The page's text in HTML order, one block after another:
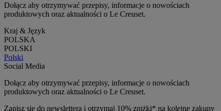
Dołącz aby otrzymywać przepisy, informacje o nowościach
produktowych oraz aktualności o Le Creuset.
Kraj & Język
POLSKA
POLSKI
Polski
Social Media
Dołącz aby otrzymywać przepisy, informacje o nowościach
produktowych oraz aktualności o Le Creuset.
Zapisz się do newslettera i otrzymaj 10% zniżki* na kolejne zakupy